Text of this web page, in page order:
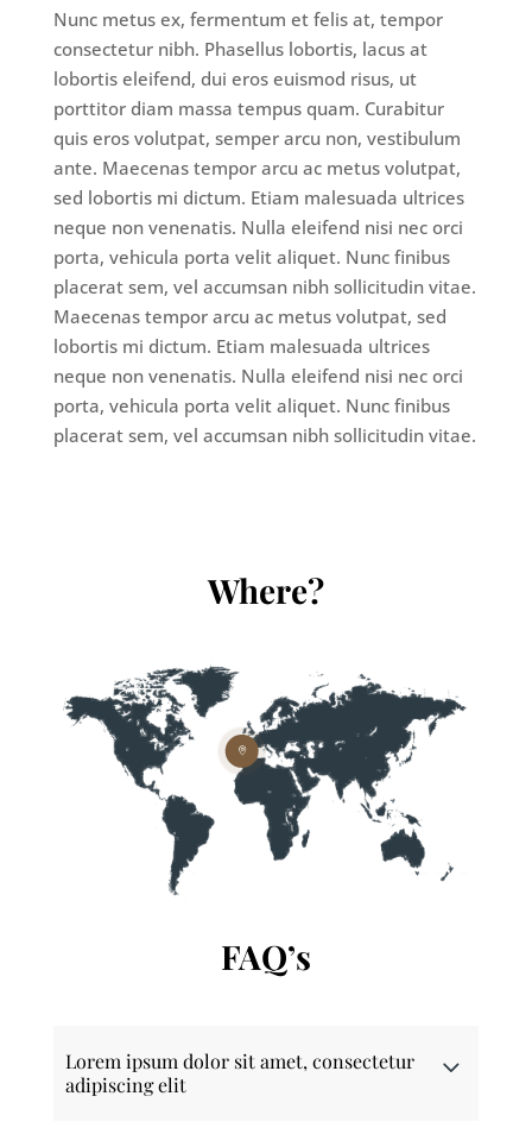
Nunc metus ex, fermentum et felis at, tempor
consectetur nibh. Phasellus lobortis, lacus at
lobortis eleifend, dui eros euismod risus, ut
porttitor diam massa tempus quam. Curabitur
quis eros volutpat, semper arcu non, vestibulum
ante. Maecenas tempor arcu ac metus volutpat,
sed lobortis mi dictum. Etiam malesuada ultrices
neque non venenatis. Nulla eleifend nisi nec orci
porta, vehicula porta velit aliquet. Nunc finibus
placerat sem, vel accumsan nibh sollicitudin vitae.
Maecenas tempor arcu ac metus volutpat, sed
lobortis mi dictum. Etiam malesuada ultrices
neque non venenatis. Nulla eleifend nisi nec orci
porta, vehicula porta velit aliquet. Nunc finibus
placerat sem, vel accumsan nibh sollicitudin vitae.
Where?

FAQ’s
Lorem ipsum dolor sit amet, consectetur
adipiscing elit